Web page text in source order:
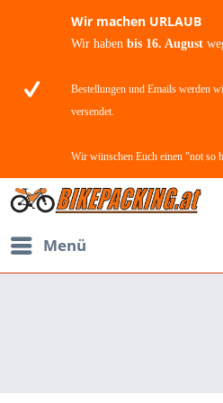
Wir machen URLAUB
Wir haben bis 16. August
Bestellungen und Emails werden
versendet.
Wir wünschen Euch einen "not so
Menü